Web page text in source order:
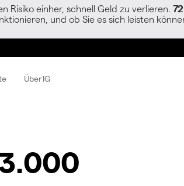
Risiko einher, schnell Geld zu verlieren.
und ob Sie es sich leisten
Über IG